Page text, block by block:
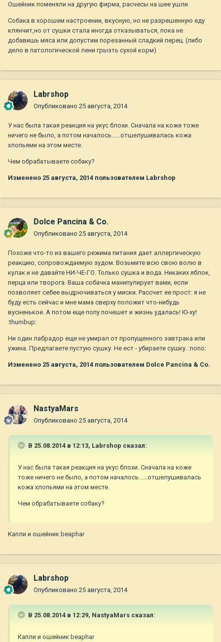
Ошейник поменяли на другую фирма, расчесы на шее ушли.
Собака в хорошем настроении, вкусную, но не разрешенную еду
клянчит,но от сушки стала иногда отказываться, пока не
добавишь мяса или допустим порезанный сладкий перец. (либо
дело в патологической лени грызть сухой корм)
Labrshop
Опубликовано 25 августа, 2014
У нас была такая реакция на укус блохи. Сначала на коже тоже
ничего не было, а потом началось......отшелушивалась кожа
хлопьями на этом месте.
Чем обрабатываете собаку?
Изменено 25 августа, 2014 пользователем Labrshop
Dolce Pancina & Co.
Опубликовано 25 августа, 2014
Похоже что-то из вашего режима питания дает аллергическую
реакцию, сопровождаемую зудом. Возьмите всю свою волю в
кулак и не давайте НИ-ЧЕ-ГО. Только сушка и вода. Никаких яблок,
перца или творога. Ваша собачка манипулирует вами, если
позволяет себее выдрючиваться у миски. Рассчет ее прост: я не
буду есть сейчас и мне мама сверху положит что-нибудь
вусненькое. А потом еще попу почешет и жизнь удалась! Ю-ху!
:thumbup:
Ни один лабрадор еще не умирал от пропущенного завтрака или
ужина. Предлагаете пустую сушку. Не ест - убираете сушку. :nono:
Изменено 25 августа, 2014 пользователем Dolce Pancina & Co.
NastyaMars
Опубликовано 25 августа, 2014
В 25.08.2014 в 12:13, Labrshop сказал:
У нас была такая реакция на укус блохи. Сначала на коже
тоже ничего не было, а потом началось......отшелушивалась
кожа хлопьями на этом месте.
Чем обрабатываете собаку?
Капли и ошейник beaphar
Labrshop
Опубликовано 25 августа, 2014
В 25.08.2014 в 12:29, NastyaMars сказал:
Капли и ошейник beaphar